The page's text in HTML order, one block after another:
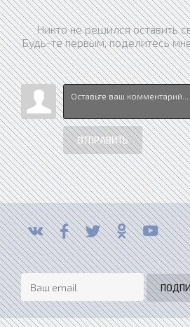
Никто не решился оставить
Будь-те первым, поделитесь
ОТПРАВИТЬ